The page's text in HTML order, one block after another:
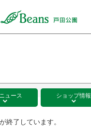
ュース ショップ情報
終了しています。